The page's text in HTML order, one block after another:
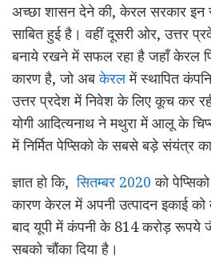
अच्छा शासन देने की, केरल सरकार
साबित हुई है। वहीं दूसरी ओर, उत्तर
बनाये रखने में सफल रहा है जहाँ केरल
कारण है, जो अबकेरलमें स्थापित
उत्तर प्रदेश में निवेश के लिए कूच कर
योगी आदित्यनाथ ने मथुरा में आलू के
में निर्मित पेप्सिको के सबसे बड़े संयंत्र
ज्ञात हो कि,सितम्बर 2020 को
कारण केरल में अपनी उत्पादन इकाई
बाद यूपी में कंपनी के 814 करोड़ रूपये
सबको चौंका दिया है।